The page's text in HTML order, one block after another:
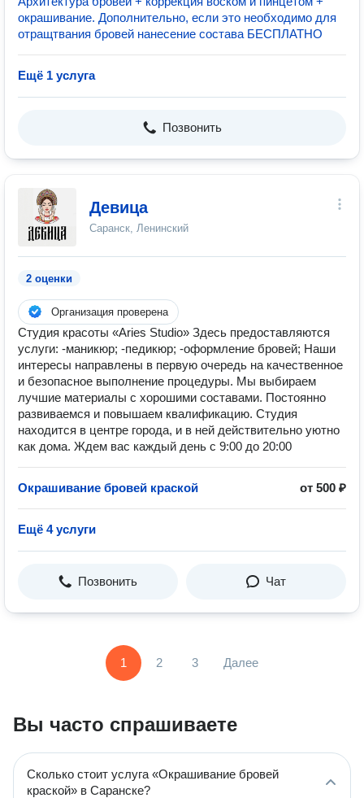
окрашивание. Дополнительно, если это необходимо для
отращтвания бровей нанесение состава БЕСПЛАТНО
Ещё 1 услуга
Позвонить
Девица
Саранск, Ленинский
2 оценки
Организация проверена
Студия красоты «Aries Studio» Здесь предоставляются
услуги: -маникюр; -педикюр; -оформление бровей; Наши
интересы направлены в первую очередь на качественное
и безопасное выполнение процедуры. Мы выбираем
лучшие материалы с хорошими составами. Постоянно
развиваемся и повышаем квалификацию. Студия
находится в центре города, и в ней действительно уютно
как дома. Ждем вас каждый день с 9:00 до 20:00
Окрашивание бровей краской от 500 ₽
Ещё 4 услуги
Позвонить Чат
1 2 3 Далее
Вы часто спрашиваете
Сколько стоит услуга «Окрашивание бровей
краской» в Саранске?